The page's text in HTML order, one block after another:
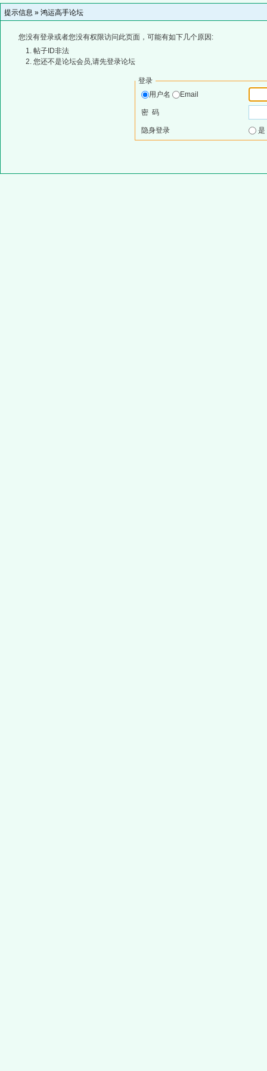
提示信息 » 鸿运高手论坛
您没有登录或者您没有权限访问此页面，可能有如下几个原因:
帖子ID非法
您还不是论坛会员,请先登录论坛
登录
用户名
Email
密 码
隐身登录